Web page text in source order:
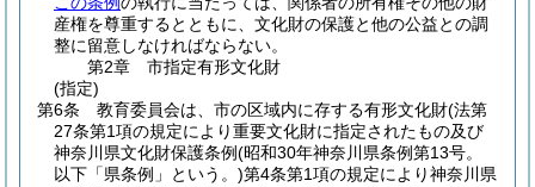
産権を尊重するとともに、文化財の保護と他の公益との調
整に留意しなければならない。
第2章
市指定有形文化財
(指定)
第6条
教育委員会は、市の区域内に存する有形文化財(法第
27条第1項の規定により重要文化財に指定されたもの及び
神奈川県文化財保護条例(昭和30年神奈川県条例第13号。
以下「県条例」という。)第4条第1項の規定により神奈川県